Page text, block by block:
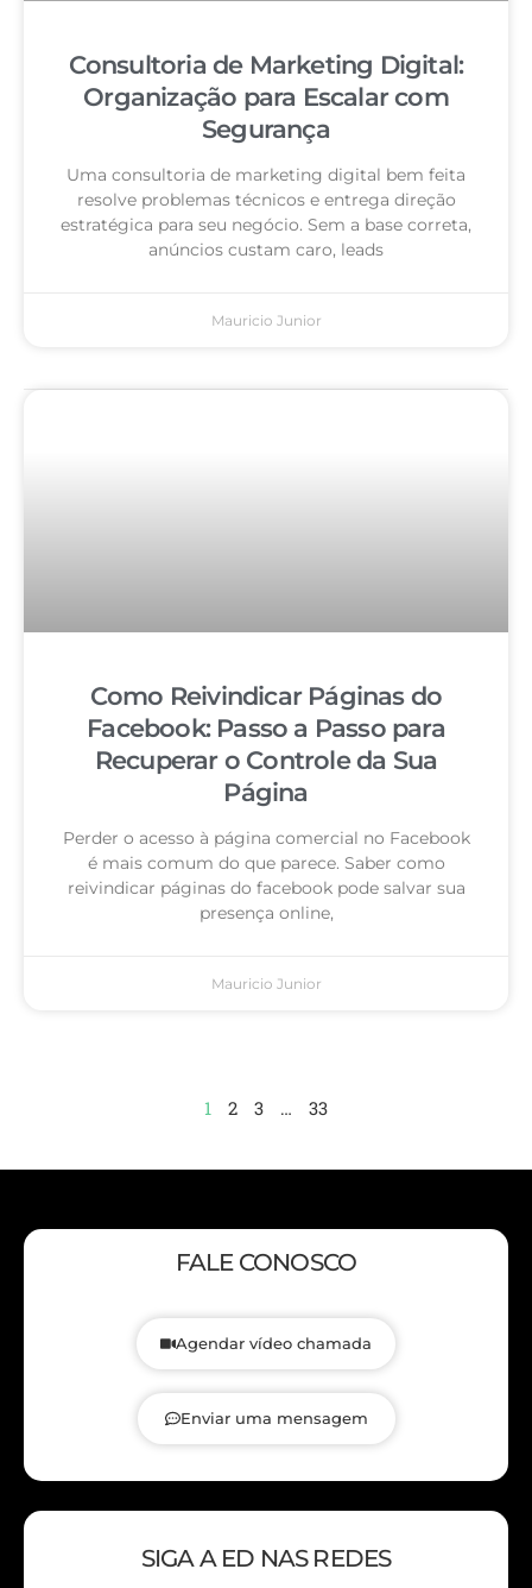
Consultoria de Marketing Digital:
Organização para Escalar com
Segurança
Uma consultoria de marketing digital bem feita
resolve problemas técnicos e entrega direção
estratégica para seu negócio. Sem a base correta,
anúncios custam caro, leads
Mauricio Junior
Como Reivindicar Páginas do
Facebook: Passo a Passo para
Recuperar o Controle da Sua
Página
Perder o acesso à página comercial no Facebook
é mais comum do que parece. Saber como
reivindicar páginas do facebook pode salvar sua
presença online,
Mauricio Junior
1 2 3 … 33
FALE CONOSCO
Agendar vídeo chamada
Enviar uma mensagem
SIGA A ED NAS REDES